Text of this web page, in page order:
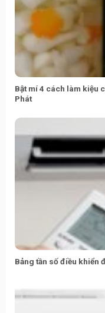
Bật mí 4 cách làm kiệu
Phát
Bảng tần số điều khiển